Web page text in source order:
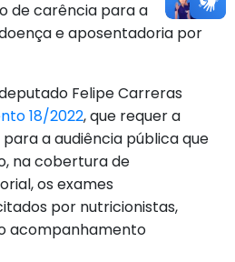
de carência para a
e aposentadoria por
Felipe Carreras
18/2022, que requer a
a audiência pública que
na cobertura de
os exames
por nutricionistas,
acompanhamento